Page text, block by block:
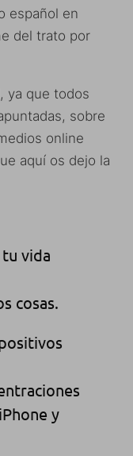
español en
del trato por
ya que todos
sobre
online
aquí os dejo la
tu vida
cosas.
y